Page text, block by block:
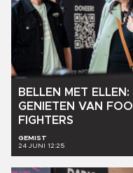
BELLEN MET ELLEN:
GENIETEN VAN
FOO
FIGHTERS
GEMIST
24 JUNI 12:25